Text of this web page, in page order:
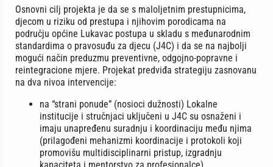
Osnovni cilj projekta je da se s maloljetnim prestupnicima,
djecom u riziku od prestupa i njihovim porodicama na
području općine Lukavac postupa u skladu s međunarodnim
standardima o pravosuđu za djecu (J4C) i da se na najbolji
mogući način preduzmu preventivne, odgojno-popravne i
reintegracione mjere. Projekat predviđa strategiju zasnovanu
na dva nivoa intervencije:
na “strani ponude” (nosioci dužnosti) Lokalne
institucije i stručnjaci uključeni u J4C su osnaženi i
imaju unapređenu suradnju i koordinaciju među njima
(prilagođeni mehanizmi koordinacije i protokoli koji
promovišu multidisciplinarni pristup, izgradnju